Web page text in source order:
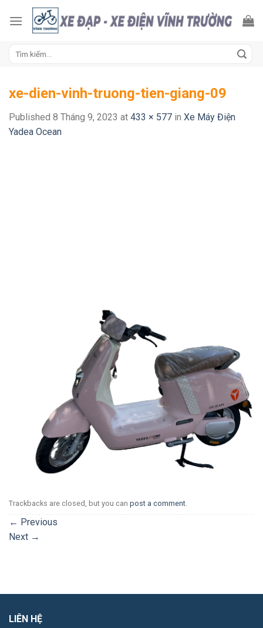
xe-dien-vinh-truong-tien-giang-09
Published 8 Tháng 9, 2023 at 433 × 577 in Xe Máy Điện
Yadea Ocean
Trackbacks are closed, but you can post a comment.
← Previous
Next →
LIÊN HỆ